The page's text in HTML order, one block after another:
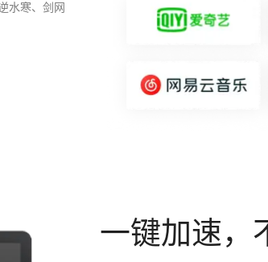
水寒、剑网
一键加速，